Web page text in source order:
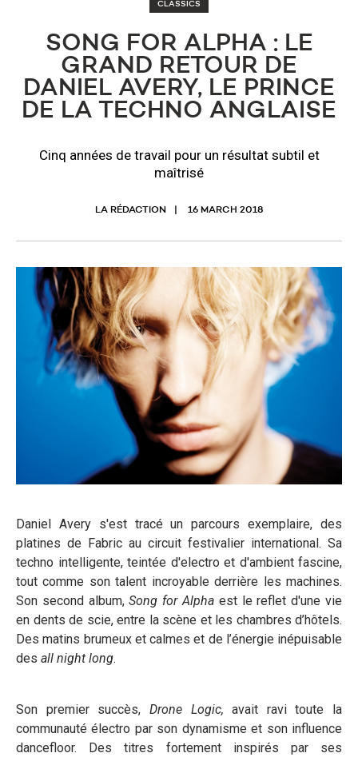
CLASSICS
SONG FOR ALPHA : LE
GRAND RETOUR DE
DANIEL AVERY, LE PRINCE
DE LA TECHNO ANGLAISE
Cinq années de travail pour un résultat subtil et
maîtrisé
LA RÉDACTION 16 MARCH 2018
Daniel Avery s'est tracé un parcours exemplaire, des
platines de Fabric au circuit festivalier international. Sa
techno intelligente, teintée d'electro et d'ambient fascine,
tout comme son talent incroyable derrière les machines.
Son second album,Song for Alpha est le reflet d'une vie
en dents de scie, entre la scène et les chambres d’hôtels.
Des matins brumeux et calmes et de l’énergie inépuisable
des all night long.
Son premier succès, Drone Logic, avait ravi toute la
communauté électro par son dynamisme et son influence
dancefloor. Des titres fortement inspirés par ses